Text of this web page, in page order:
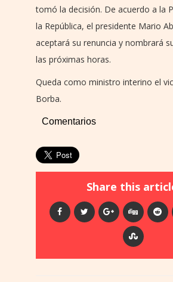
tomó la decisión. De acuerdo a la
la República, el presidente Mario
aceptará su renuncia y nombrará
las próximas horas.
Queda como ministro interino el
Borba.
Comentarios
Share this